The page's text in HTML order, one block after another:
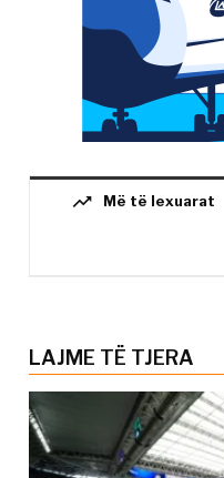
trending_up Më të lexuarat
LAJME TË TJERA